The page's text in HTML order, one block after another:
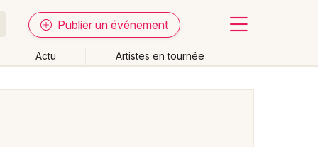
Publier un événement
Actu Artistes en tournée